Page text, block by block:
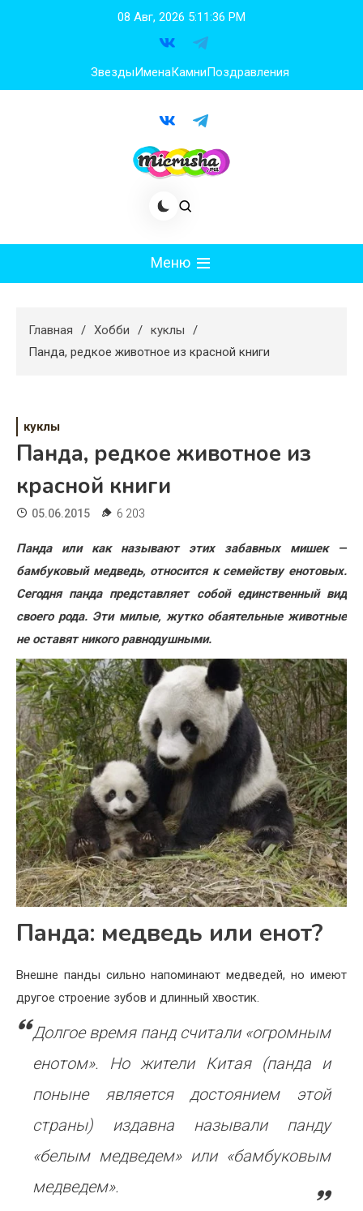
08 Авг, 2026 5:11:38 PM
ЗвездыИменаКамниПоздравления
Меню
Худеем
Свадьба
Жизнь
Хобби
Красота
Недвижимость
Главная Хобби
куклы
Панда, редкое животное из красной книги
куклы
Панда, редкое животное из
красной книги
05.06.2015 6 203
Панда или как называют этих забавных мишек —
бамбуковый медведь, относится к семейству енотовых.
Сегодня панда представляет собой единственный вид
своего рода. Эти милые, жутко обаятельные животные
не оставят никого равнодушными.
Панда: медведь или енот?
Внешне панды сильно напоминают медведей, но имеют
другое строение зубов и длинный хвостик.
Долгое время панд считали «огромным
енотом». Но жители Китая (панда и
поныне является достоянием этой
страны) издавна называли панду
«белым медведем» или «бамбуковым
медведем».